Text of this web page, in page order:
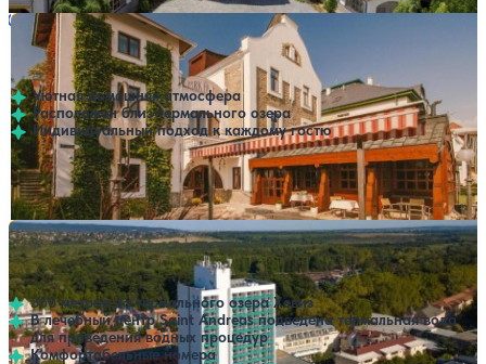
Санаторий Park Hotel
Хевиз
Уютная домашняя атмосфера
Расположен близ термального озера
Индивидуальный подход к каждому гостю
Профилей лечения:2 Крытый бассейн Открытый бассейн
Нет цен или свободных мест на выбранные даты
Выбрать другой вариант
Санаторий Hunguest Panorama
Хевиз
350 метров до термального озера Хевиз
В лечебный центр Saint Andreas подведена термальная вода
для проведения водных процедур
Комфортабельные номера
Нет цен или свободных мест на выбранные даты
Выбрать другой вариант